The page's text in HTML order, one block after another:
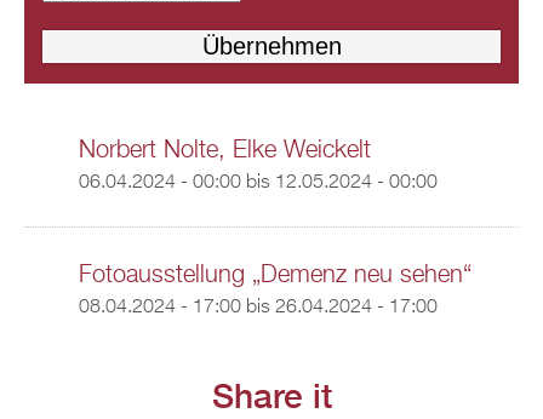
Norbert Nolte, Elke Weickelt
06.04.2024 - 00:00bis 12.05.2024 - 00:00
Fotoausstellung „Demenz neu sehen“
08.04.2024 - 17:00bis 26.04.2024 - 17:00
Share it